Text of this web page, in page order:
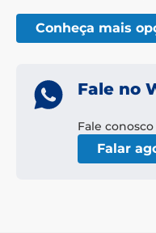
Conheça mais
Fale no
Fale conosco
Falar